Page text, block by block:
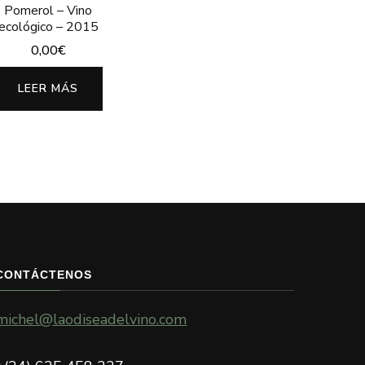
Pomerol – Vino
– 2015
0,00€
LEER MÁS